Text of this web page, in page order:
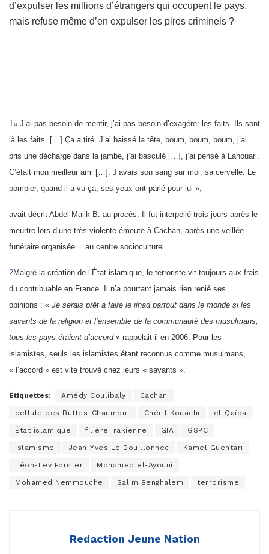
d’expulser les millions d’étrangers qui occupent le pays,
mais refuse même d’en expulser les pires criminels ?
1« J’ai pas besoin de mentir, j’ai pas besoin d’exagérer les faits. Ils sont
là les faits. […] Ça a tiré. J’ai baissé la tête, boum, boum, boum, j’ai
pris une décharge dans la jambe, j’ai basculé […], j’ai pensé à Lahouari.
C’était mon meilleur ami […]. J’avais son sang sur moi, sa cervelle. Le
pompier, quand il a vu ça, ses yeux ont parlé pour lui »,
avait décrit Abdel Malik B. au procès. Il fut interpellé trois jours après le
meurtre lors d’une très violente émeute à Cachan, après une veillée
funéraire organisée… au centre socioculturel.
2Malgré la création de l’État islamique, le terroriste vit toujours aux frais
du contribuable en France. Il n’a pourtant jamais rien renié ses
opinions : « Je serais prêt à faire le jihad partout dans le monde si les
savants de la religion et l’ensemble de la communauté des musulmans,
tous les pays étaient d’accord » rappelait-il en 2006. Pour les
islamistes, seuls les islamistes étant reconnus comme musulmans,
« l’accord » est vite trouvé chez leurs « savants ».
Étiquettes: Amédy Coulibaly Cachan
cellule des Buttes-Chaumont Chérif Kouachi el-Qaïda
État islamique filière irakienne GIA GSPC
islamisme Jean-Yves Le Bouillonnec Kamel Guentari
Léon-Lev Forster Mohamed el-Ayouni
Mohamed Nemmouche Salim Benghalem terrorisme
Redaction Jeune Nation